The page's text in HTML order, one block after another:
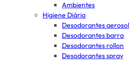
Ambientes
Higiene Diária
Desodorantes aerosol
Desodorantes barra
Desodorantes rollon
Desodorantes spray